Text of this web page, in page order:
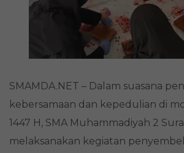
SMAMDA.NET – Dalam suasana
kebersamaan dan kepedulian di
1447 H, SMA Muhammadiyah 2
melaksanakan kegiatan